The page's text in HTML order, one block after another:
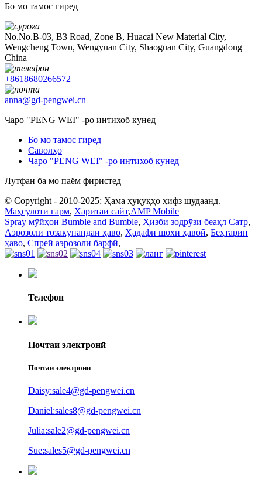
Бо мо тамос гиред
No.No.B-03, B3 Road, Zone B, Huacai New Material City,
Wengcheng Town, Wengyuan City, Shaoguan City, Guangdong
China
+8618680266572
anna@gd-pengwei.cn
Чаро "PENG WEI" -ро интихоб кунед
Бо мо тамос гиред
Саволҳо
Чаро "PENG WEI" -ро интихоб кунед
Лутфан ба мо паём фиристед
© Copyright - 2010-2025: Ҳама ҳуқуқҳо ҳифз шудаанд.
Маҳсулоти гарм, Харитаи сайт,AMP Mobile
Spray мӯйҳои Bumble and Bumble, Ҳизби зодрӯзи беақл Сатр,
Аэрозоли тозакунандаи ҳаво, Ҳадафи шохи ҳавоӣ, Беҳтарин
ҳаво, Спрей аэрозоли барфй,
Телефон
Почтаи электронӣ
Почтаи электронӣ
Daisy:sale4@gd-pengwei.cn
Daniel:sales8@gd-pengwei.cn
Julia:sale2@gd-pengwei.cn
Sue:sales5@gd-pengwei.cn